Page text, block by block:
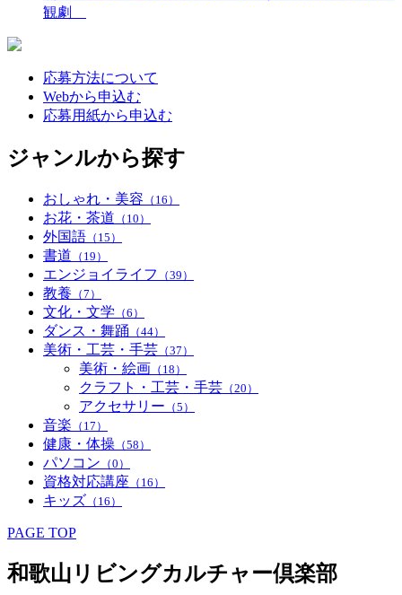
観劇
応募方法について
Webから申込む
応募用紙から申込む
ジャンルから探す
おしゃれ・美容 （16）
お花・茶道 （10）
外国語 （15）
書道 （19）
エンジョイライフ （39）
教養 （7）
文化・文学 （6）
ダンス・舞踊 （44）
美術・工芸・手芸 （37）
美術・絵画 （18）
クラフト・工芸・手芸 （20）
アクセサリー （5）
音楽 （17）
健康・体操 （58）
パソコン （0）
資格対応講座 （16）
キッズ （16）
PAGE TOP
和歌山リビングカルチャー倶楽部